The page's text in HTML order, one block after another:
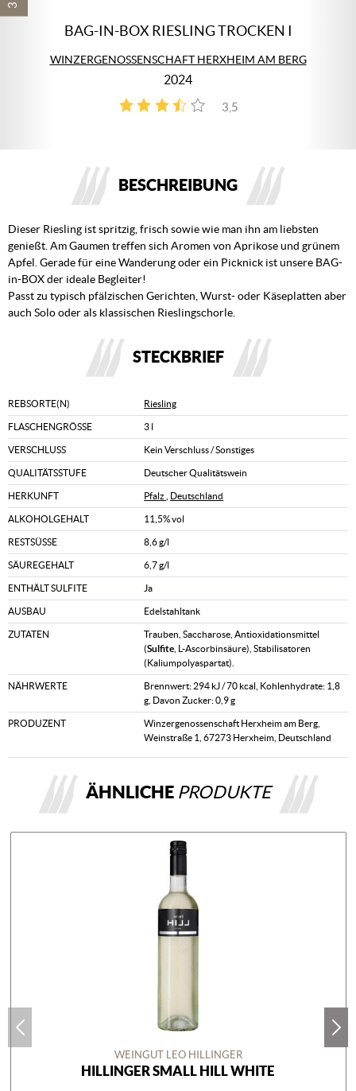
BAG-IN-BOX RIESLING TROCKEN I
WINZERGENOSSENSCHAFT HERXHEIM AM BERG
2024
3,5
2
BESCHREIBUNG
Dieser Riesling ist spritzig, frisch sowie wie man ihn am liebsten
genießt. Am Gaumen treffen sich Aromen von Aprikose und grünem
Apfel. Gerade für eine Wanderung oder ein Picknick ist unsere BAG-
in-BOX der ideale Begleiter!
Passt zu typisch pfälzischen Gerichten, Wurst- oder Käseplatten aber
auch Solo oder als klassischen Rieslingschorle.
STECKBRIEF
REBSORTE(N) Riesling
FLASCHENGRÖSSE 3 l
VERSCHLUSS Kein Verschluss / Sonstiges
QUALITÄTSSTUFE Deutscher Qualitätswein
HERKUNFT Pfalz Deutschland
ALKOHOLGEHALT 11,5% vol
RESTSÜSSE 8,6 g/l
SÄUREGEHALT 6,7 g/l
ENTHÄLT SULFITE Ja
AUSBAU Edelstahltank
ZUTATEN
Trauben, Saccharose, Antioxidationsmittel
(Sulfite , L-Ascorbinsäure), Stabilisatoren
(Kaliumpolyaspartat).
NÄHRWERTE
Brennwert: 294 kJ / 70 kcal, Kohlenhydrate: 1,8
g, Davon Zucker: 0,9 g
PRODUZENT
Winzergenossenschaft Herxheim am Berg,
Weinstraße 1, 67273 Herxheim, Deutschland
ÄHNLICHE PRODUKTE
WEINGUT LEO HILLINGER
HILLINGER SMALL HILL WHITE